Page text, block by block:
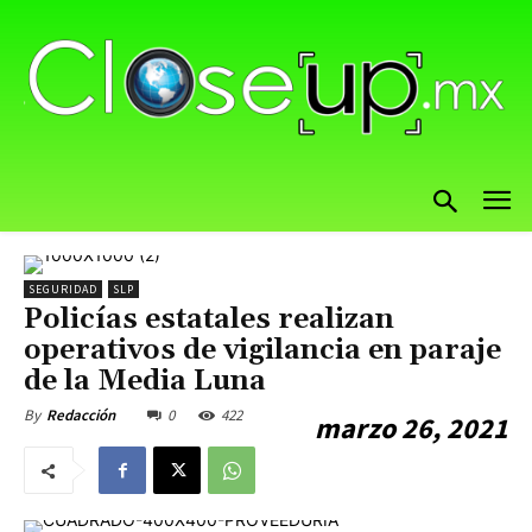
SEGURIDAD SLP
Policías estatales realizan
operativos de vigilancia en paraje
de la Media Luna
By Redacción marzo 26, 2021
0 422